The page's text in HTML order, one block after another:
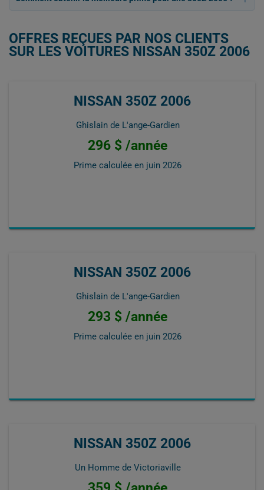
OFFRES REÇUES PAR NOS CLIENTS
SUR LES VOITURES NISSAN 350Z 2006
NISSAN 350Z 2006
Ghislain de L'ange-Gardien
296 $ /année
Prime calculée en juin 2026
NISSAN 350Z 2006
Ghislain de L'ange-Gardien
293 $ /année
Prime calculée en juin 2026
NISSAN 350Z 2006
Un Homme de Victoriaville